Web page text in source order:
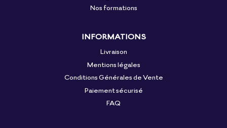
Nos formations
INFORMATIONS
Livraison
Mentions légales
Conditions Générales de Vente
Paiement sécurisé
FAQ